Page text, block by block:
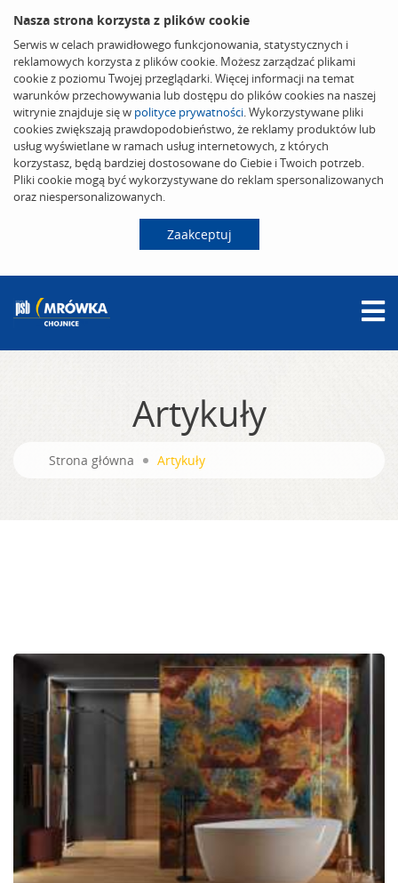
Nasza strona korzysta z plików cookie
Serwis w celach prawidłowego funkcjonowania, statystycznych i
reklamowych korzysta z plików cookie. Możesz zarządzać plikami
cookie z poziomu Twojej przeglądarki. Więcej informacji na temat
warunków przechowywania lub dostępu do plików cookies na naszej
witrynie znajduje się w polityce prywatności. Wykorzystywane pliki
cookies zwiększają prawdopodobieństwo, że reklamy produktów lub
usług wyświetlane w ramach usług internetowych, z których
korzystasz, będą bardziej dostosowane do Ciebie i Twoich potrzeb.
Pliki cookie mogą być wykorzystywane do reklam spersonalizowanych
oraz niespersonalizowanych.
Zaakceptuj
Artykuły
Strona główna Artykuły